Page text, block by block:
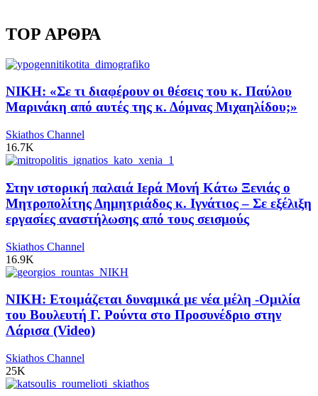
TOP ΑΡΘΡΑ
ΝΙΚΗ: «Σε τι διαφέρουν οι θέσεις του κ. Παύλου
Μαρινάκη από αυτές της κ. Δόμνας Μιχαηλίδου;»
Skiathos Channel
16.7K
Στην ιστορική παλαιά Ιερά Μονή Κάτω Ξενιάς ο
Μητροπολίτης Δημητριάδος κ. Ιγνάτιος – Σε εξέλιξη
εργασίες αναστήλωσης από τους σεισμούς
Skiathos Channel
16.9K
ΝΙΚΗ: Ετοιμάζεται δυναμικά με νέα μέλη -Ομιλία
του Βουλευτή Γ. Ρούντα στο Προσυνέδριο στην
Λάρισα (Video)
Skiathos Channel
25K